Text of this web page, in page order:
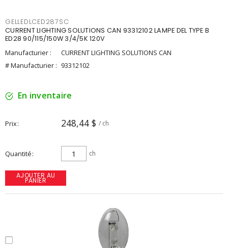
GELLEDLCED287SC
CURRENT LIGHTING SOLUTIONS CAN 93312102 LAMPE DEL TYPE B
ED28 90/115/150W 3/4/5K 120V
Manufacturier :
CURRENT LIGHTING SOLUTIONS CAN
# Manufacturier : 93312102
En inventaire
Prix 248,44 $ / ch
Quantité ch
AJOUTER AU
PANIER